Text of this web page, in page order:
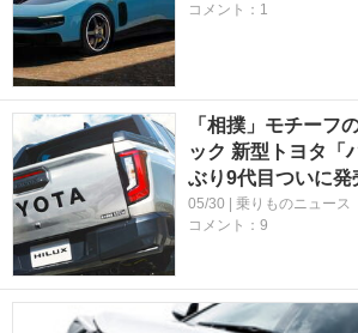
コメント：1
「相撲」モチーフ
ック 新型トヨタ「
ぶり9代目ついに発
05/30 | 乗りものニュース
コメント：9